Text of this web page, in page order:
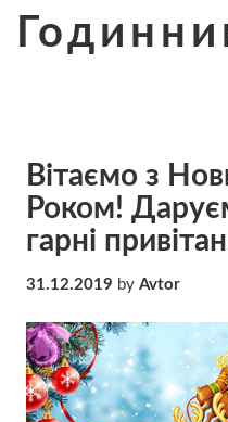
Вітаємо з
Роком!
гарні
31.12.2019 by Avtor